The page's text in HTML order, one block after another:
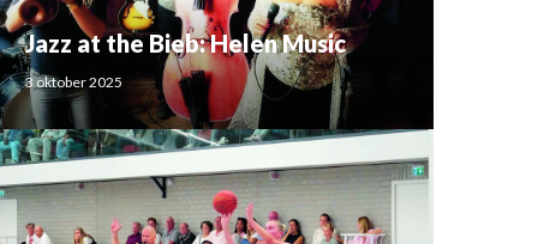
Jazz at the Bieb: Helen Music
3 oktober 2025